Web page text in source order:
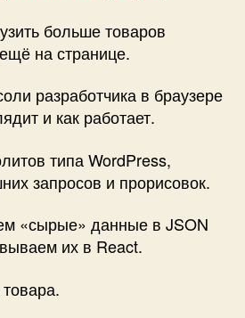
больше товаров
на странице.
разработчика в браузере
и как работает.
типа WordPress,
запросов и прорисовок.
«сырые» данные в JSON
их в React.